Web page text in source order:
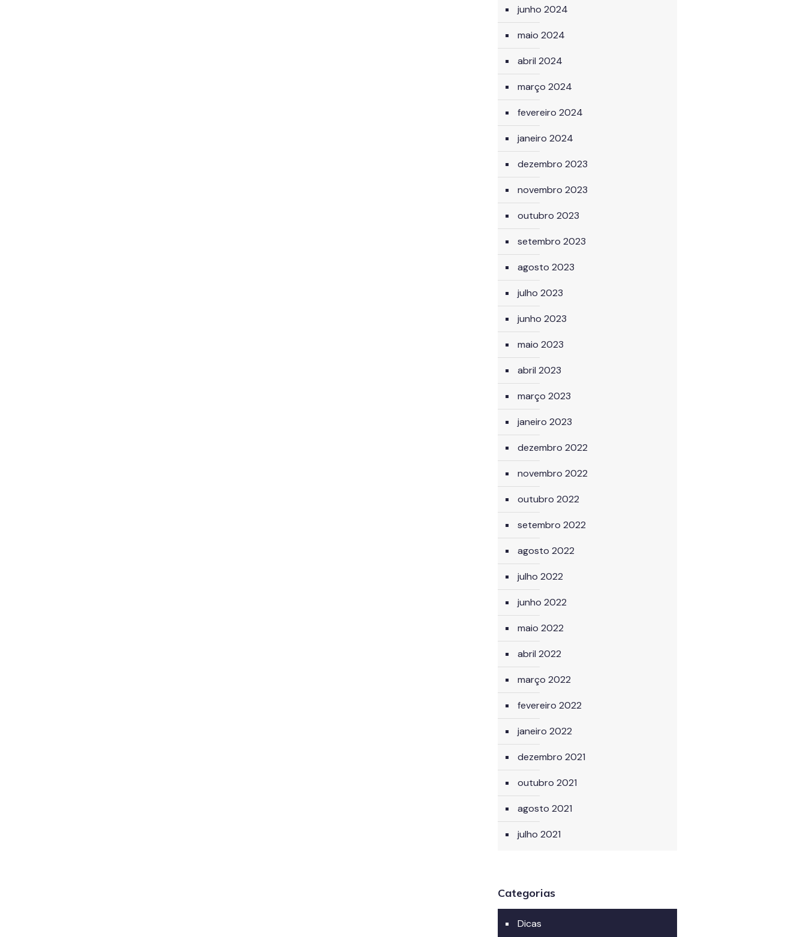
junho 2024
maio 2024
abril 2024
março 2024
fevereiro 2024
janeiro 2024
dezembro 2023
novembro 2023
outubro 2023
setembro 2023
agosto 2023
julho 2023
junho 2023
maio 2023
abril 2023
março 2023
janeiro 2023
dezembro 2022
novembro 2022
outubro 2022
setembro 2022
agosto 2022
julho 2022
junho 2022
maio 2022
abril 2022
março 2022
fevereiro 2022
janeiro 2022
dezembro 2021
outubro 2021
agosto 2021
julho 2021
Categorias
Dicas